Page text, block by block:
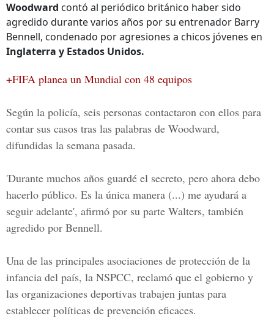
Woodward contó al periódico británico haber sido
agredido durante varios años por su entrenador Barry
Bennell, condenado por agresiones a chicos jóvenes en
Inglaterra y Estados Unidos.
+FIFA planea un Mundial con 48 equipos
Según la policía, seis personas contactaron con ellos para
contar sus casos tras las palabras de Woodward,
difundidas la semana pasada.
'Durante muchos años guardé el secreto, pero ahora debo
hacerlo público. Es la única manera (...) me ayudará a
seguir adelante', afirmó por su parte Walters, también
agredido por Bennell.
Una de las principales asociaciones de protección de la
infancia del país, la NSPCC, reclamó que el gobierno y
las organizaciones deportivas trabajen juntas para
establecer políticas de prevención eficaces.